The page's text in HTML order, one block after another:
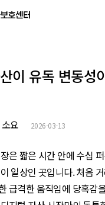
이 유독 변동성
요 2026-03-13
은 짧은 시간 안에 수십
일상인 곳입니다. 처음
급격한 움직임에 당혹감